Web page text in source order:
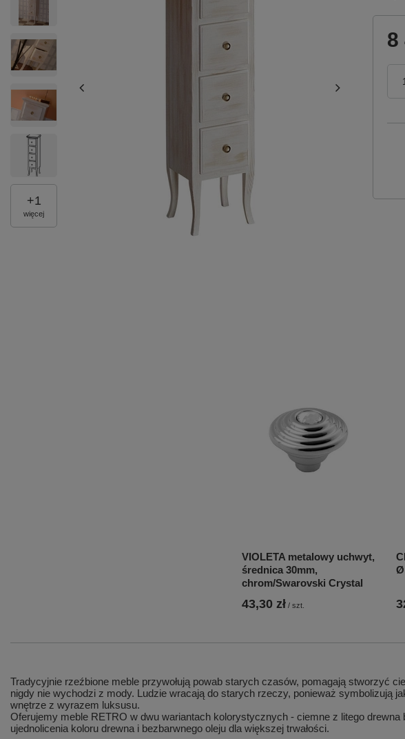
+1
więcej
8
VIOLETA metalowy uchwyt,
średnica 30mm,
chrom/Swarovski Crystal
43,30 zł / szt.
Ø
Tradycyjnie rzeźbione meble przywołują powab starych czasów, pomagają stworzyć
nigdy nie wychodzi z mody. Ludzie wracają do starych rzeczy, ponieważ symbolizują
wnętrze z wyrazem luksusu.
Oferujemy meble RETRO w dwu wariantach kolorystycznych - ciemne z litego
ujednolicenia koloru drewna i bezbarwnego oleju dla większej trwałości.